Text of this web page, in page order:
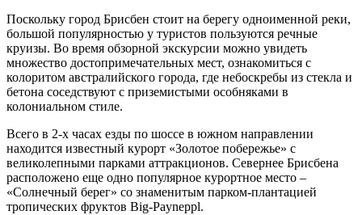
Поскольку город Брисбен стоит на берегу одноименной реки,
большой популярностью у туристов пользуются речные
круизы. Во время обзорной экскурсии можно увидеть
множество достопримечательных мест, ознакомиться с
колоритом австралийского города, где небоскребы из стекла и
бетона соседствуют с приземистыми особняками в
колониальном стиле.
Всего в 2-х часах езды по шоссе в южном направлении
находится известный курорт «Золотое побережье» с
великолепными парками аттракционов. Севернее Брисбена
расположено еще одно популярное курортное место –
«Солнечный берег» со знаменитым парком-плантацией
тропических фруктов Big-Payneppl.